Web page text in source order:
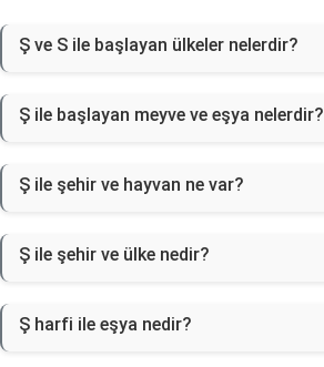
Ş ve S ile başlayan ülkeler nelerdir?
Ş ile başlayan meyve ve eşya nelerdir?
Ş ile şehir ve hayvan ne var?
Ş ile şehir ve ülke nedir?
Ş harfi ile eşya nedir?